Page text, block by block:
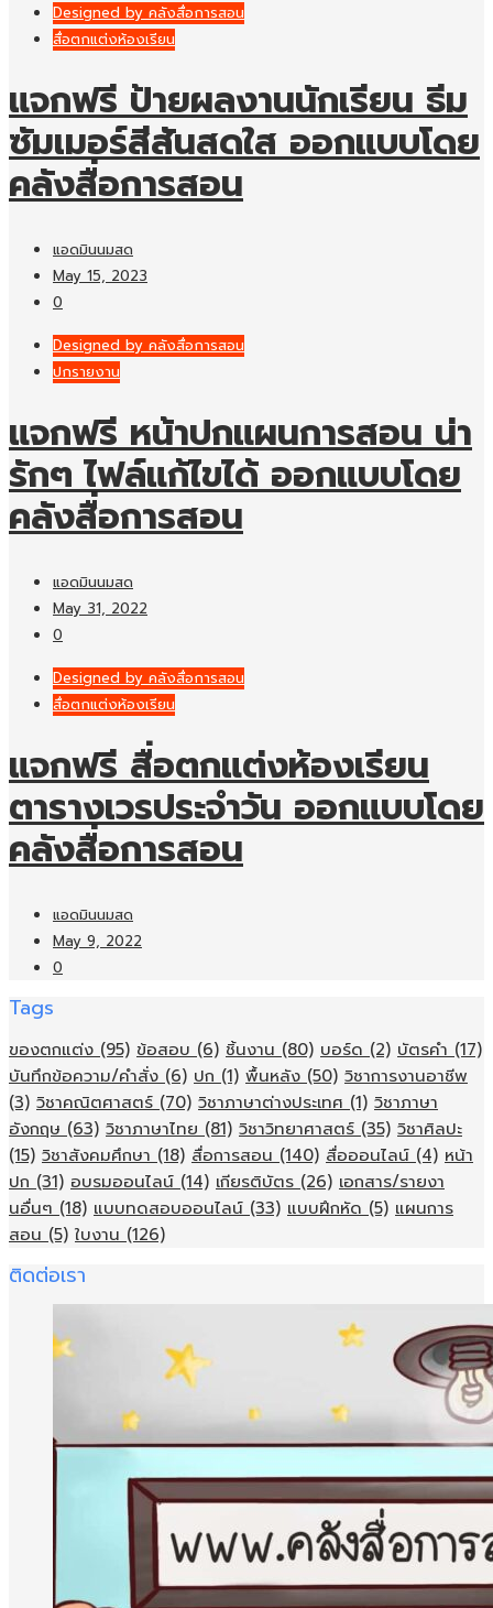
Designed by คลังสื่อการสอน
สื่อตกแต่งห้องเรียน
แจกฟรี ป้ายผลงานนักเรียน ธีม
ซัมเมอร์สีสันสดใส ออกแบบโดย
คลังสื่อการสอน
แอดมินนมสด
May 15, 2023
0
Designed by คลังสื่อการสอน
ปกรายงาน
แจกฟรี หน้าปกแผนการสอน น่า
รักๆ ไฟล์แก้ไขได้ ออกแบบโดย
คลังสื่อการสอน
แอดมินนมสด
May 31, 2022
0
Designed by คลังสื่อการสอน
สื่อตกแต่งห้องเรียน
แจกฟรี สื่อตกแต่งห้องเรียน
ตารางเวรประจำวัน ออกแบบโดย
คลังสื่อการสอน
แอดมินนมสด
May 9, 2022
0
Tags
ของตกแต่ง (95) ข้อสอบ (6) ชิ้นงาน (80) บอร์ด (2) บัตรคำ (17)
บันทึกข้อความ/คำสั่ง (6) ปก (1) พื้นหลัง (50) วิชาการงานอาชีพ
(3) วิชาคณิตศาสตร์ (70) วิชาภาษาต่างประเทศ (1) วิชาภาษา
อังกฤษ (63) วิชาภาษาไทย (81) วิชาวิทยาศาสตร์ (35) วิชาศิลปะ
(15) วิชาสังคมศึกษา (18) สื่อการสอน (140) สื่อออนไลน์ (4) หน้า
ปก (31) อบรมออนไลน์ (14) เกียรติบัตร (26) เอกสาร/รายงา
นอื่นๆ (18) แบบทดสอบออนไลน์ (33) แบบฝึกหัด (5) แผนการ
สอน (5) ใบงาน (126)
ติดต่อเรา